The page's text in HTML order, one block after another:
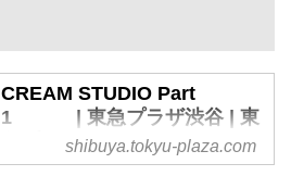
CREAM STUDIO Part
1 | 東急プラザ渋谷 | 東
急プラザshibuya.tokyu-plaza.com